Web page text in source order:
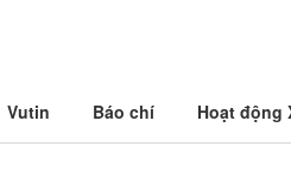
Vutin Báo chí Hoạt động